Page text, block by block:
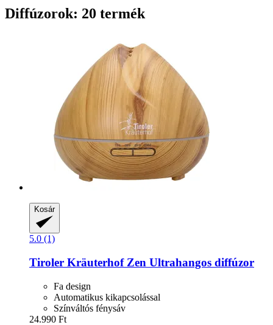
Diffúzorok: 20 termék
Kosár
5.0 (1)
Tiroler KräuterhofZen Ultrahangos diffúzor
Fa design
Automatikus kikapcsolással
Színváltós fénysáv
24.990 Ft